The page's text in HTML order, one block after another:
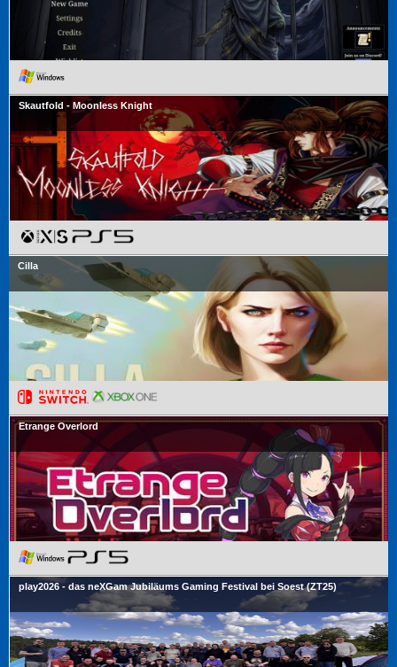
Skautfold - Moonless Knight
Cilla
Etrange Overlord
play2026 - das neXGam Jubiläums Gaming Festival bei Soest (ZT25)